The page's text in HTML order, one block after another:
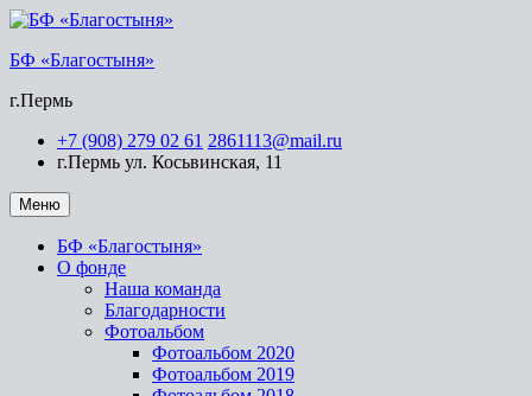
БФ «Благостыня»
г.Пермь
+7 (908) 279 02 61 2861113@mail.ru
г.Пермь ул. Косьвинская, 11
Меню
БФ «Благостыня»
О фонде
Наша команда
Благодарности
Фотоальбом
Фотоальбом 2020
Фотоальбом 2019